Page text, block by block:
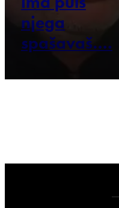
njega
spašavaš….